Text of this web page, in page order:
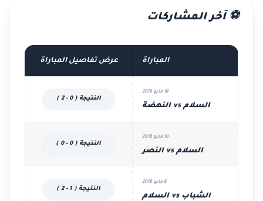
⚽ آخر المشاركات
المباراة عرض تفاصيل المباراة
18 مايو 2018
السلام vs النهضة
النتيجة ( 0 - 2 )
10 مايو 2018
السلام vs النصر
النتيجة ( 0 - 0 )
6 مايو 2018
الشباب vs السلام
النتيجة ( 1 - 2 )